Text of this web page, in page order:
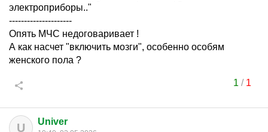
электроприборы.."
---------------------
Опять МЧС недоговаривает !
А как насчет "включить мозги", особенно особям
женского пола ?
1 / 1
U Univer